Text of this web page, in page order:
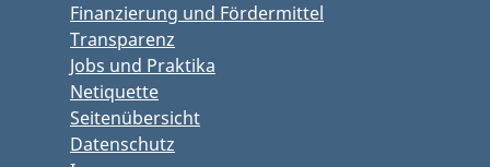
Finanzierung und Fördermittel
Transparenz
Jobs und Praktika
Netiquette
Seitenübersicht
Datenschutz